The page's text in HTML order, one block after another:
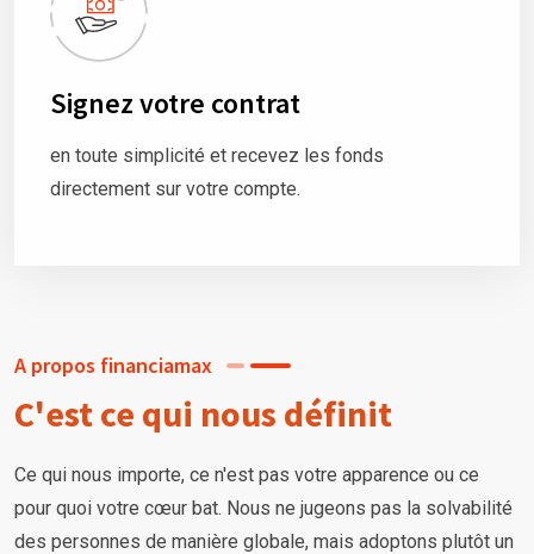
Signez votre contrat
en toute simplicité et recevez les fonds
directement sur votre compte.
A propos financiamax
C'est ce qui nous définit
Ce qui nous importe, ce n'est pas votre apparence ou ce
pour quoi votre cœur bat. Nous ne jugeons pas la solvabilité
des personnes de manière globale, mais adoptons plutôt un